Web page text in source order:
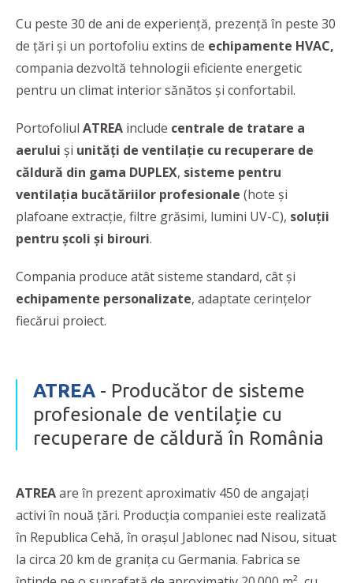
Cu peste 30 de ani de experiență, prezență în peste 30
de țări și un portofoliu extins de echipamente HVAC,
compania dezvoltă tehnologii eficiente energetic
pentru un climat interior sănătos și confortabil.
Portofoliul ATREA include centrale de tratare a
aerului și unități de ventilație cu recuperare de
căldură din gama DUPLEX, sisteme pentru
ventilația bucătăriilor profesionale (hote și
plafoane extracție, filtre grăsimi, lumini UV-C), soluții
pentru școli și birouri.
Compania produce atât sisteme standard, cât și
echipamente personalizate, adaptate cerințelor
fiecărui proiect.
ATREA - Producător de sisteme
profesionale de ventilație cu
recuperare de căldură în România
ATREAare în prezent aproximativ 450 de angajați
activi în nouă țări. Producția companiei este realizată
în Republica Cehă, în orașul Jablonec nad Nisou, situat
la circa 20 km de granița cu Germania. Fabrica se